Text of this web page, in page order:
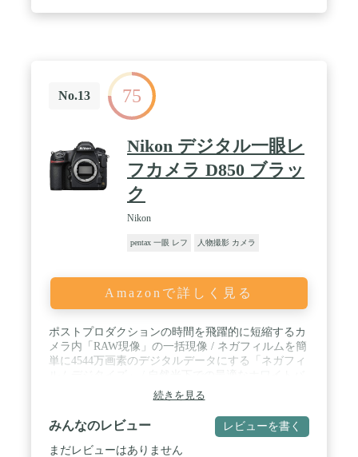
No.13 75
Nikon デジタル一眼レ
フカメラ D850 ブラッ
ク
Nikon
pentax 一眼 レフ 人物撮影 カメラ
Amazonで詳しく見る
ポストプロダクションの時間を飛躍的に短縮するカ
メラ内「RAW現像」の一括現像 / ネガフィルムを簡
単に4544万画素のデジタルデータにする「ネガフィ
ランスが得られる新ホワイトバランス[自然光オー
ト] / FXフォーマットベース フルフレームの4K
UHD(3840×2160)動画対応 / フルHD動画の表現力を
拡げる「スローモーション動画」機能 / マニュアル
フォーカスでのピント確認が容易な「ピーキング」
続きを見る
みんなのレビュー レビューを書く
まだレビューはありません